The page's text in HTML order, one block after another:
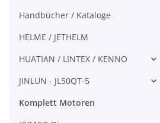
Handbücher / Kataloge
HELME / JETHELM
HUATIAN / LINTEX / KENNO
JINLUN - JL50QT-5
Komplett Motoren